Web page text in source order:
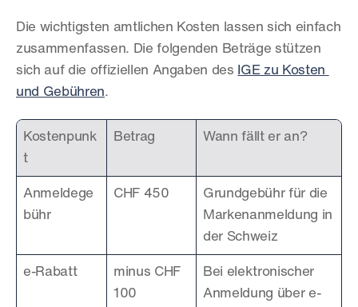
Die wichtigsten amtlichen Kosten lassen sich einfach
zusammenfassen. Die folgenden Beträge stützen
sich auf die offiziellen Angaben des IGE zu Kosten
und Gebühren.
Kostenpunk
t
Betrag Wann fällt er an?
Anmeldege
bühr
CHF 450
Grundgebühr für die
Markenanmeldung in
der Schweiz
e-Rabatt
minus CHF
100
Bei elektronischer
Anmeldung über e-